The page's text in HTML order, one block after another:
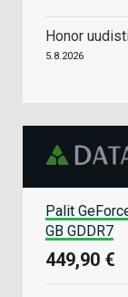
Honor
5.8.2026
Palit
GB GDDR7
449,90 €